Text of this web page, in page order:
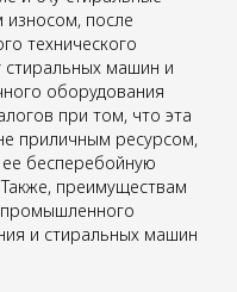
после
технического
машин и
оборудования
при том, что эта
приличным ресурсом,
бесперебойную
преимуществам
и стиральных машин